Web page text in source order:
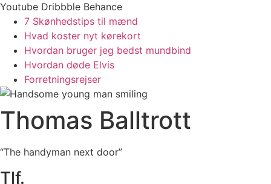
Youtube Dribbble Behance
7 Skønhedstips til mænd
Hvad koster nyt kørekort
Hvordan bruger jeg bedst mundbind
Hvordan døde Elvis
Forretningsrejser
Thomas Balltrott
“The handyman next door”
Tlf.